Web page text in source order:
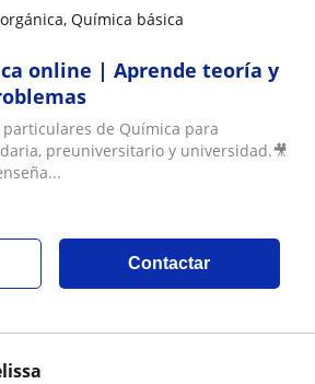
Química básica
online | Aprende teoría y
particulares de Química para
preuniversitario y universidad.🎥
Contactar